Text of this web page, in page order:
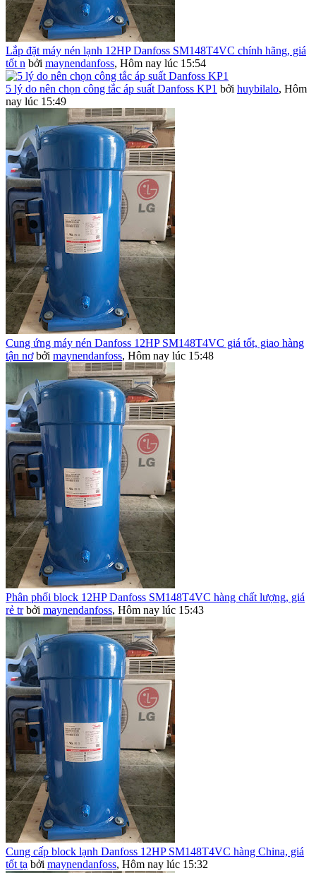
Lắp đặt máy nén lạnh 12HP Danfoss SM148T4VC chính hãng, giá
tốt n bởi maynendanfoss, Hôm nay lúc 15:54
5 lý do nên chọn công tắc áp suất Danfoss KP1 bởi huybilalo, Hôm
nay lúc 15:49
Cung ứng máy nén Danfoss 12HP SM148T4VC giá tốt, giao hàng
tận nơ bởi maynendanfoss, Hôm nay lúc 15:48
Phân phối block 12HP Danfoss SM148T4VC hàng chất lượng, giá
rẻ tr bởi maynendanfoss, Hôm nay lúc 15:43
Cung cấp block lạnh Danfoss 12HP SM148T4VC hàng China, giá
tốt tạ bởi maynendanfoss, Hôm nay lúc 15:32